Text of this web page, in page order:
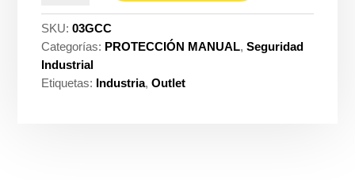
tipo
carnaza
cantidad
SKU:03GCC
Categorías: PROTECCIÓN MANUAL,Seguridad
Industrial
Etiquetas: Industria,Outlet